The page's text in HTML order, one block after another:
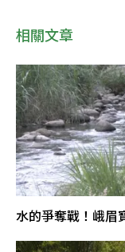
相關文章
水的爭奪戰！峨眉